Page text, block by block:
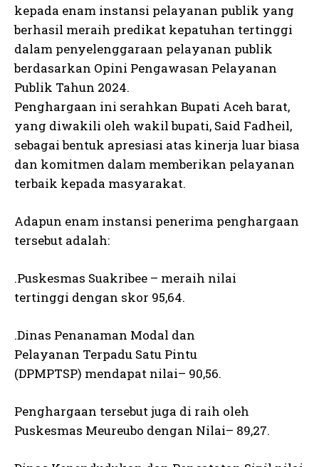
kepada enam instansi pelayanan publik yang
berhasil meraih predikat kepatuhan tertinggi
dalam penyelenggaraan pelayanan publik
berdasarkan Opini Pengawasan Pelayanan
Publik Tahun 2024.
Penghargaan ini serahkan Bupati Aceh barat,
yang diwakili oleh wakil bupati, Said Fadheil,
sebagai bentuk apresiasi atas kinerja luar biasa
dan komitmen dalam memberikan pelayanan
terbaik kepada masyarakat.
Adapun enam instansi penerima penghargaan
tersebut adalah:
.Puskesmas Suakribee – meraih nilai
tertinggi dengan skor 95,64.
.Dinas Penanaman Modal dan
Pelayanan Terpadu Satu Pintu
(DPMPTSP) mendapat nilai– 90,56.
Penghargaan tersebut juga di raih oleh
Puskesmas Meureubo dengan Nilai– 89,27.